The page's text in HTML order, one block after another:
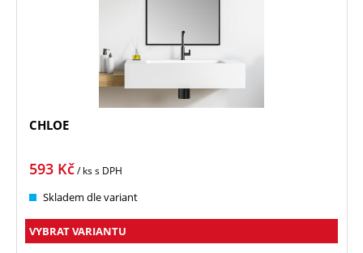
CHLOE
593 Kč/ kss DPH
Skladem dle variant
VYBRAT VARIANTU